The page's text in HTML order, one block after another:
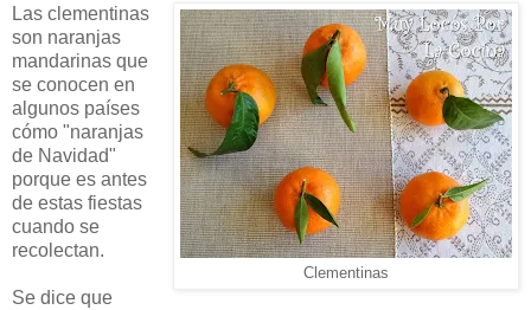
Clementinas
Las clementinas
son naranjas
mandarinas que
se conocen en
algunos países
cómo "naranjas
de Navidad"
porque es antes
de estas fiestas
cuando se
recolectan.
Se dice que